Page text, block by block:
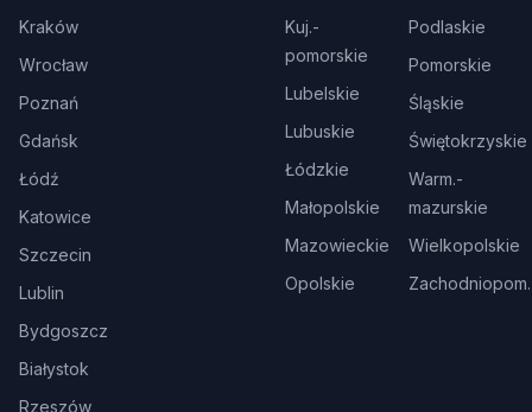
Kraków
Wrocław
Poznań
Gdańsk
Łódź
Katowice
Szczecin
Lublin
Bydgoszcz
Białystok
Rzeszów
Kuj.-
pomorskie
Lubelskie
Lubuskie
Łódzkie
Małopolskie
Mazowieckie
Opolskie
Podlaskie
Pomorskie
Śląskie
Świętokrzyskie
Warm.-
mazurskie
Wielkopolskie
Zachodniopom.